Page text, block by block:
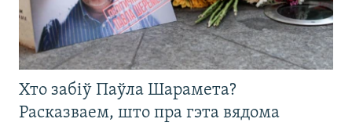
Хто забіў Паўла Шарамета?
Расказваем, што пра гэта вядома